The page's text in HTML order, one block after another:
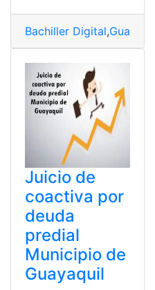
Bachiller Digital,Guayaquil
Juicio de
coactiva por
deuda
predial
Municipio de
Guayaquil